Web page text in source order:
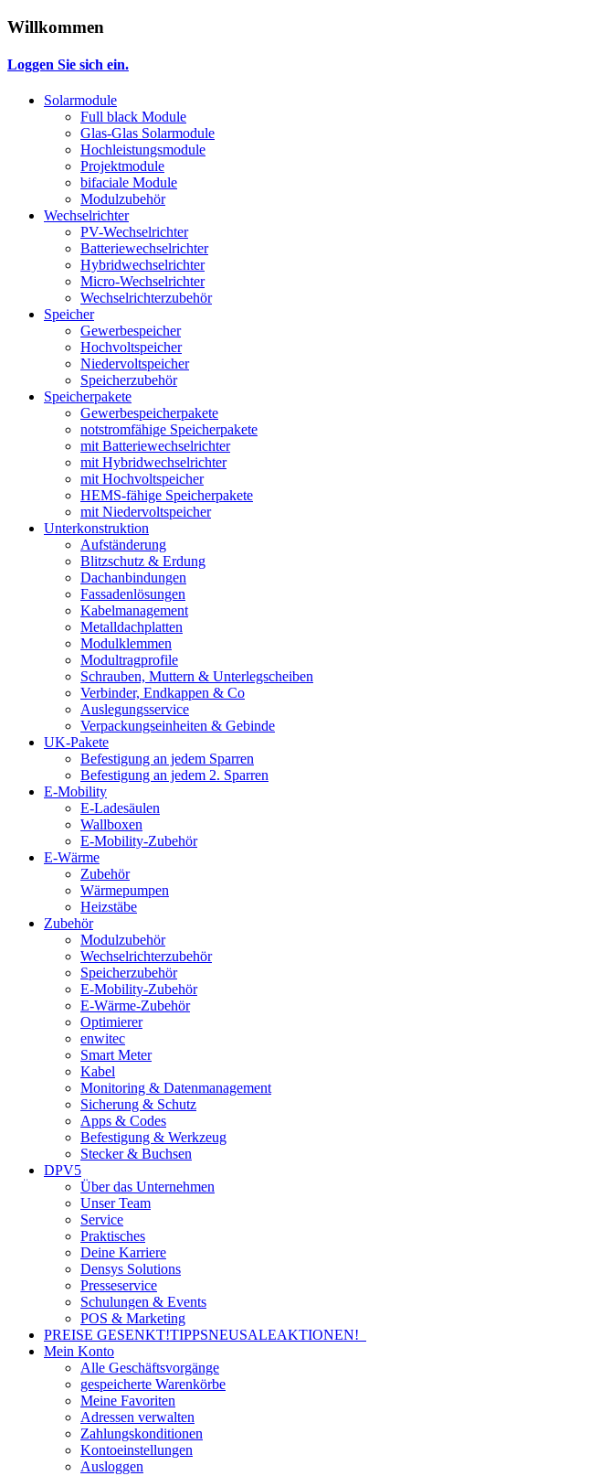
Willkommen
Loggen Sie sich ein.
Solarmodule
Full black Module
Glas-Glas Solarmodule
Hochleistungsmodule
Projektmodule
bifaciale Module
Modulzubehör
Wechselrichter
PV-Wechselrichter
Batteriewechselrichter
Hybridwechselrichter
Micro-Wechselrichter
Wechselrichterzubehör
Speicher
Gewerbespeicher
Hochvoltspeicher
Niedervoltspeicher
Speicherzubehör
Speicherpakete
Gewerbespeicherpakete
notstromfähige Speicherpakete
mit Batteriewechselrichter
mit Hybridwechselrichter
mit Hochvoltspeicher
HEMS-fähige Speicherpakete
mit Niedervoltspeicher
Unterkonstruktion
Aufständerung
Blitzschutz & Erdung
Dachanbindungen
Fassadenlösungen
Kabelmanagement
Metalldachplatten
Modulklemmen
Modultragprofile
Schrauben, Muttern & Unterlegscheiben
Verbinder, Endkappen & Co
Auslegungsservice
Verpackungseinheiten & Gebinde
UK-Pakete
Befestigung an jedem Sparren
Befestigung an jedem 2. Sparren
E-Mobility
E-Ladesäulen
Wallboxen
E-Mobility-Zubehör
E-Wärme
Zubehör
Wärmepumpen
Heizstäbe
Zubehör
Modulzubehör
Wechselrichterzubehör
Speicherzubehör
E-Mobility-Zubehör
E-Wärme-Zubehör
Optimierer
enwitec
Smart Meter
Kabel
Monitoring & Datenmanagement
Sicherung & Schutz
Apps & Codes
Befestigung & Werkzeug
Stecker & Buchsen
DPV5
Über das Unternehmen
Unser Team
Service
Praktisches
Deine Karriere
Densys Solutions
Presseservice
Schulungen & Events
POS & Marketing
PREISE GESENKT!TIPPSNEUSALEAKTIONEN!
Mein Konto
Alle Geschäftsvorgänge
gespeicherte Warenkörbe
Meine Favoriten
Adressen verwalten
Zahlungskonditionen
Kontoeinstellungen
Ausloggen